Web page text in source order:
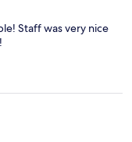
Staff was very nice